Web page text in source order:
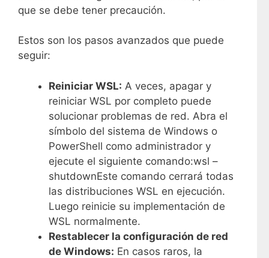
que se debe tener precaución.
Estos son los pasos avanzados que puede
seguir:
Reiniciar WSL: A veces, apagar y
reiniciar WSL por completo puede
solucionar problemas de red. Abra el
símbolo del sistema de Windows o
PowerShell como administrador y
ejecute el siguiente comando:wsl –
shutdownEste comando cerrará todas
las distribuciones WSL en ejecución.
Luego reinicie su implementación de
WSL normalmente.
Restablecer la configuración de red
de Windows: En casos raros, la